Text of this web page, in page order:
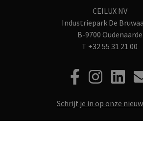
CEILUX NV
Industriepark De
B-9700 Oudenaarde
T +32 55 31 21 00
Schrijf je in op onze